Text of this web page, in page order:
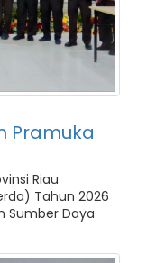
Pramuka
Riau
Tahun 2026
Sumber Daya